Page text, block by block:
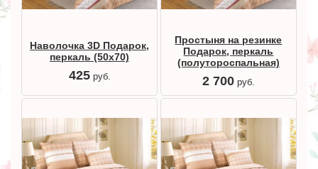
Наволочка 3D Подарок,
перкаль (50х70)
425руб.
Простыня на резинке
Подарок, перкаль
(полутороспальная)
2 700руб.